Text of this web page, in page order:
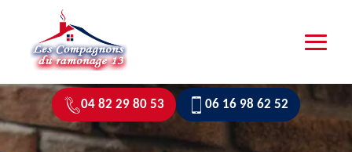
04 82 29 80 53 06 16 98 62 52